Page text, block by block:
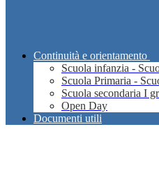
Continuità e orientamento
Scuola infanzia -
Scuola Primaria -
Scuola secondaria I
Open Day
Documenti utili